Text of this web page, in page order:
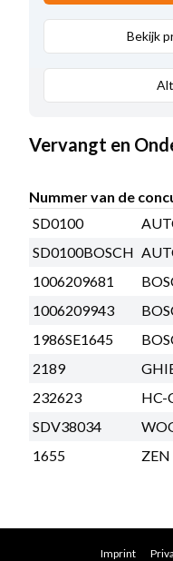
Bekijk
Vervangt en
Nummer van de
SD0100
SD0100BOSCH
1006209681
1006209943
1986SE1645
2189
232623
HC-
SDV38034
1655
ZEN
Imprint